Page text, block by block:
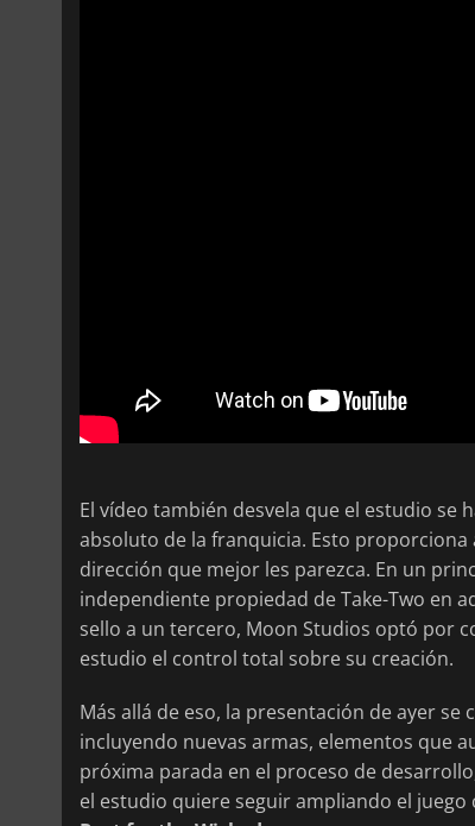
El vídeo también desvela que el estudio se
absoluto de la franquicia. Esto
dirección que mejor les parezca. En un
independiente propiedad de Take-Two en
sello a un tercero, Moon Studios optó por
estudio el control total sobre su creación.
Más allá de eso, la presentación de ayer
incluyendo nuevas armas, elementos que
próxima parada en el proceso de
el estudio quiere seguir ampliando el